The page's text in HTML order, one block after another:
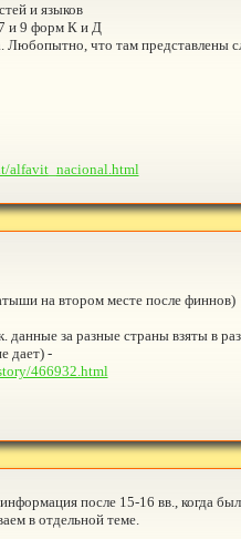
и языков
7 и 9 форм К и Д
Любопытно, что там представлены
alfavit_nacional.html
на втором месте после финнов)
данные за разные страны взяты в
дает) -
466932.html
после 15-16 вв., когда
в отдельной теме.